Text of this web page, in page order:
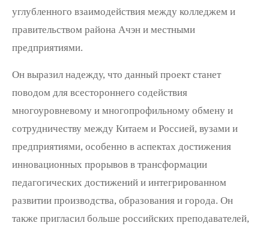
углубленного взаимодействия между колледжем и
правительством района Ачэн и местными
предприятиями.
Он выразил надежду, что данный проект станет
поводом для всестороннего содействия
многоуровневому и многопрофильному обмену и
сотрудничеству между Китаем и Россией, вузами и
предприятиями, особенно в аспектах достижения
инновационных прорывов в трансформации
педагогических достижений и интегрированном
развитии производства, образования и города. Он
также пригласил больше российских преподавателей,